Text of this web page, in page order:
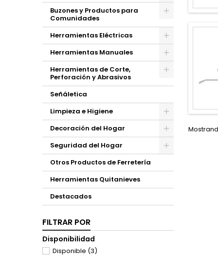
Buzones y Productos para
Comunidades
Herramientas Eléctricas
Herramientas Manuales
Herramientas de Corte,
Perforación y Abrasivos
Señáletica
Limpieza e Higiene
Decoración del Hogar
Seguridad del Hogar
Otros Productos de Ferretería
Herramientas Quitanieves
Destacados
FILTRAR POR
Disponibilidad
Disponible (3)